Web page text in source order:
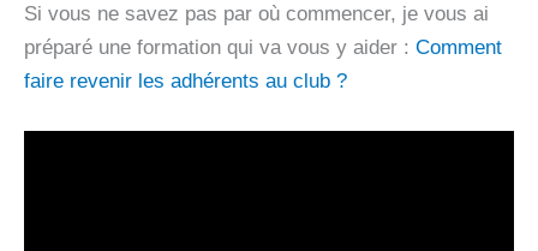
Si vous ne savez pas par où commencer, je vous ai
préparé une formation qui va vous y aider : Comment
faire revenir les adhérents au club ?